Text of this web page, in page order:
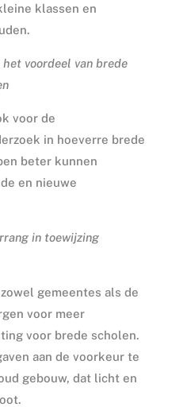
klassen en
voordeel van brede
voor de
in hoeverre brede
beter kunnen
en nieuwe
in toewijzing
gemeentes als de
voor meer
voor brede scholen.
aan de voorkeur te
gebouw, dat licht en